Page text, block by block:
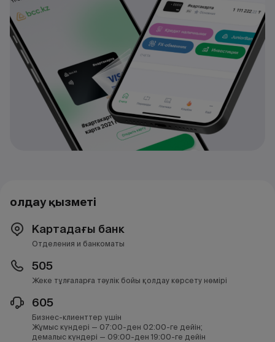
Қолдау қызметі
Картадағы банк
Отделения и банкоматы
505
Жеке тұлғаларға тәулік бойы қолдау көрсету нөмірі
605
Бизнес-клиенттер үшін
Жұмыс күндері — 07:00-ден 02:00-ге дейін;
демалыс күндері — 09:00-ден 19:00-ге дейін